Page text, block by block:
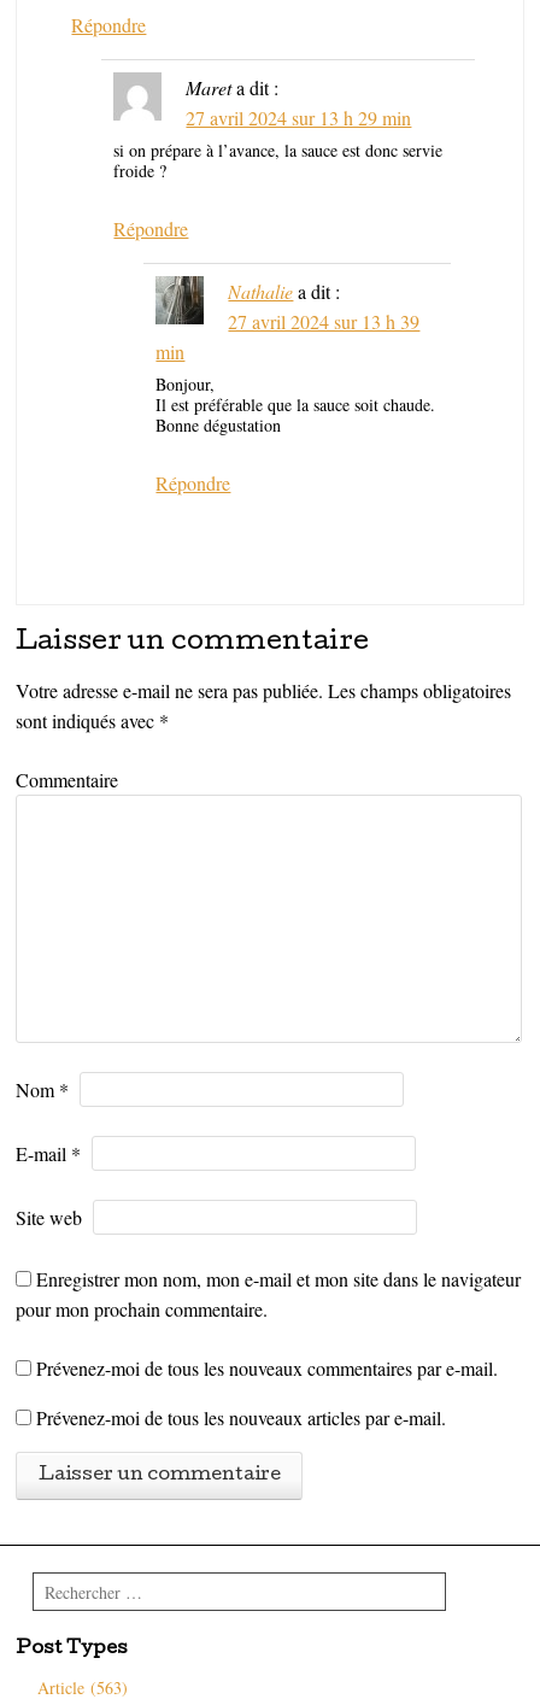
Répondre
Mareta dit :
27 avril 2024 sur 13 h 29 min
si on prépare à l’avance, la sauce est donc servie
froide ?
Répondre
Nathalie a dit :
27 avril 2024 sur 13 h 39
min
Bonjour,
Il est préférable que la sauce soit chaude.
Bonne dégustation
Répondre
Laisser un commentaire
Votre adresse e-mail ne sera pas publiée. Les champs obligatoires
sont indiqués avec *
Commentaire
Nom *
E-mail *
Site web
Enregistrer mon nom, mon e-mail et mon site dans le navigateur
pour mon prochain commentaire.
Prévenez-moi de tous les nouveaux commentaires par e-mail.
Prévenez-moi de tous les nouveaux articles par e-mail.
Rechercher
Post Types
Article (563)